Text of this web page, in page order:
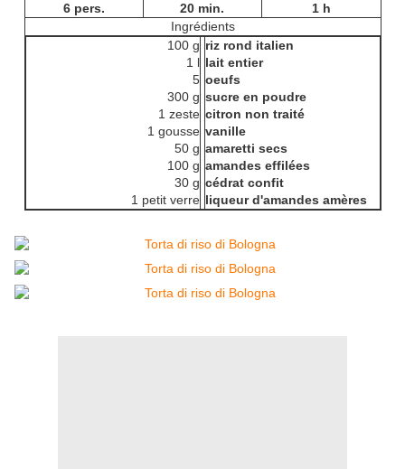
6 pers. 20 min.
1 h
Ingrédients
100 g
1 l
5
300 g
1 zeste
1 gousse
50 g
100 g
30 g
1 petit verre
riz rond italien
lait entier
oeufs
sucre en poudre
citron non traité
vanille
amaretti secs
amandes effilées
cédrat confit
liqueur d'amandes amères